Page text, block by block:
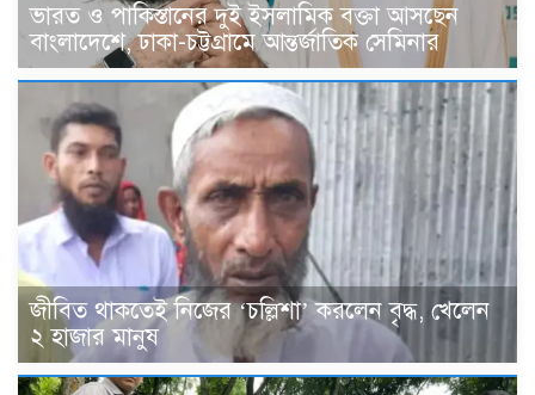
ভারত ও পাকিস্তানের দুই ইসলামিক বক্তা আসছেন
বাংলাদেশে, ঢাকা-চট্টগ্রামে আন্তর্জাতিক সেমিনার
জীবিত থাকতেই নিজের ‘চল্লিশা’ করলেন বৃদ্ধ, খেলেন
২ হাজার মানুষ